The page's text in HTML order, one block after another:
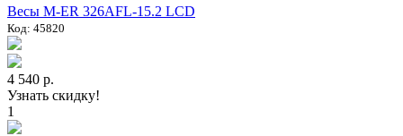
Весы M-ER 326AFL-15.2 LCD
Код: 45820
4 540 р.
Узнать скидку!
1